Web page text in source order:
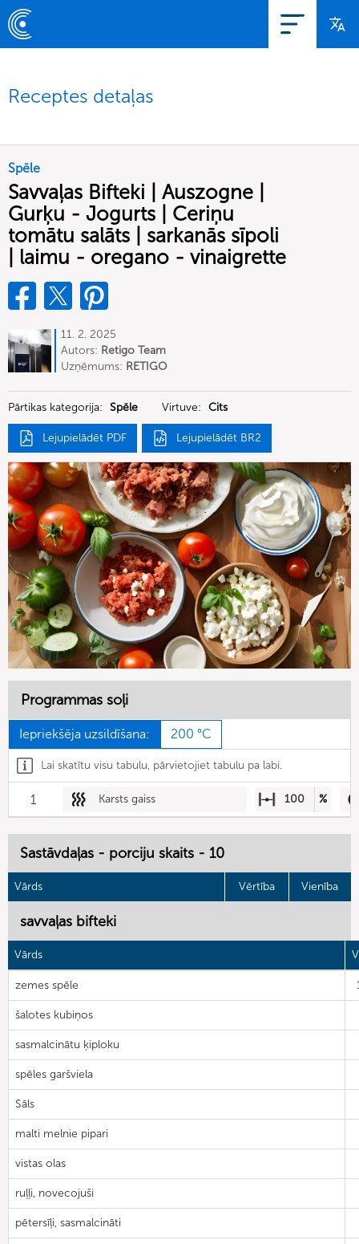
Receptes detaļas
Spēle
Savvaļas Bifteki | Auszogne |
Gurķu - Jogurts | Ceriņu
tomātu salāts | sarkanās sīpoli
| laimu - oregano - vinaigrette
11. 2. 2025
Autors: Retigo Team
Deutschland
Uzņēmums: RETIGO
Pārtikas kategorija: Spēle Virtuve: Cits
Lejupielādēt PDF Lejupielādēt BR2
Programmas soļi
Iepriekšēja uzsildīšana: 200 °C
Lai skatītu visu tabulu, pārvietojiet tabulu pa labi.
1 Karsts gaiss 100 %
Sastāvdaļas - porciju skaits - 10
Vārds Vērtība Vienība
savvaļas bifteki
Vārds
zemes spēle
šalotes kubiņos
sasmalcinātu ķiploku
spēles garšviela
Sāls
malti melnie pipari
vistas olas
ruļļi, novecojuši
pētersīļi, sasmalcināti